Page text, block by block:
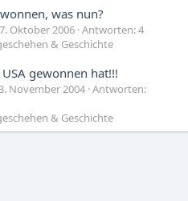
was nun?
7. Oktober 2006 Antworten: 4
& Geschichte
gewonnen hat!!!
November 2004 Antworten:
& Geschichte